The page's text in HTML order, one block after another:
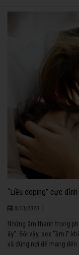
“Liều doping” cực
8/13/2020
Những âm thanh trong
ấy”. Bởi vậy, sex “ầm ĩ”
và đúng nơi để mang